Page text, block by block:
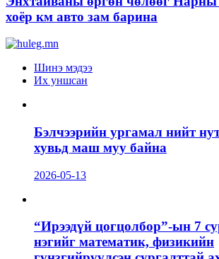
хоёр км авто зам барина
Шинэ мэдээ
Их уншсан
Бэлчээрийн ургамал нийт
хувьд маш муу байна
2026-05-13
“Ирээдүй цогцолбор”-ын 7
нэгийг математик, физикийн